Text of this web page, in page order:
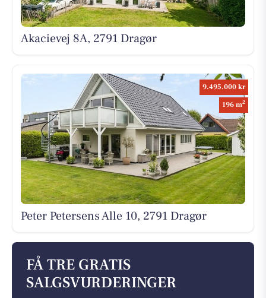
Akacievej 8A, 2791 Dragør
9.495.000 kr
196 m2
Peter Petersens Alle 10, 2791 Dragør
FÅ TRE GRATIS
SALGSVURDERINGER